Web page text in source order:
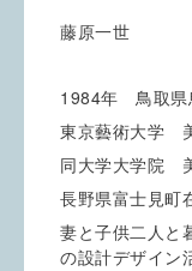
藤原一世
1984年 鳥取県
東京藝術大学
同大学大学院
長野県富士見町
妻と子供二人と
の設計デザイン